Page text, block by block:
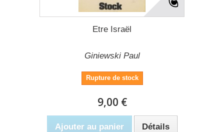
Etre Israël
Giniewski Paul
Rupture de stock
9,00 €
Ajouter au panier Détails